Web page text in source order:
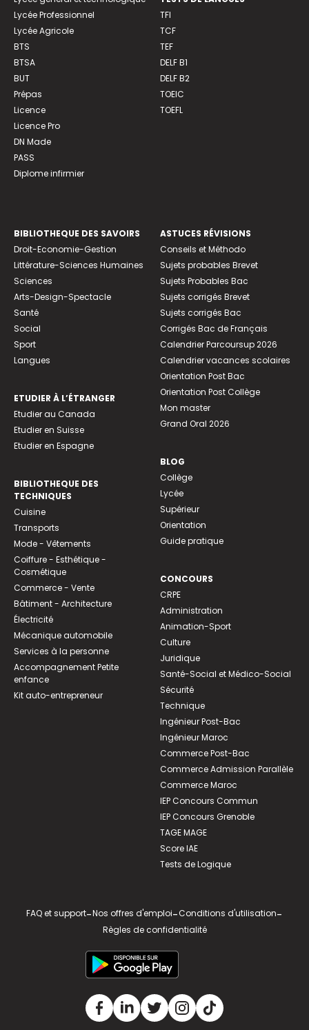
Lycée Professionnel
Lycée Agricole
BTS
BTSA
BUT
Prépas
Licence
Licence Pro
DN Made
PASS
Diplome infirmier
TFI
TCF
TEF
DELF B1
DELF B2
TOEIC
TOEFL
BIBLIOTHEQUE DES SAVOIRS
Droit-Economie-Gestion
Littérature-Sciences Humaines
Sciences
Arts-Design-Spectacle
Santé
Social
Sport
Langues
ETUDIER À L’ÉTRANGER
Etudier au Canada
Etudier en Suisse
Etudier en Espagne
BIBLIOTHEQUE DES
TECHNIQUES
Cuisine
Transports
Mode - Vêtements
Coiffure - Esthétique -
Cosmétique
Commerce - Vente
Bâtiment - Architecture
Électricité
Mécanique automobile
Services à la personne
Accompagnement Petite
enfance
Kit auto-entrepreneur
ASTUCES RÉVISIONS
Conseils et Méthodo
Sujets probables Brevet
Sujets Probables Bac
Sujets corrigés Brevet
Sujets corrigés Bac
Corrigés Bac de Français
Calendrier Parcoursup 2026
Calendrier vacances scolaires
Orientation Post Bac
Orientation Post Collège
Mon master
Grand Oral 2026
BLOG
Collège
Lycée
Supérieur
Orientation
Guide pratique
CONCOURS
CRPE
Administration
Animation-Sport
Culture
Juridique
Santé-Social et Médico-Social
Sécurité
Technique
Ingénieur Post-Bac
Ingénieur Maroc
Commerce Post-Bac
Commerce Admission Parallèle
Commerce Maroc
IEP Concours Commun
IEP Concours Grenoble
TAGE MAGE
Score IAE
Tests de Logique
FAQ et support-Nos offres d'emploi-Conditions d'utilisation-
Règles de confidentialité